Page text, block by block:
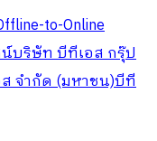
to-Online
บริษัท บีทีเอส กรุ๊ป
จำกัด (มหาชน)บีที